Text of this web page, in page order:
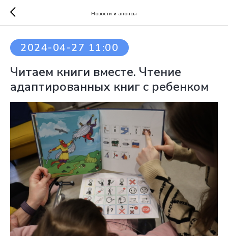
Новости и анонсы
2024-04-27 11:00
Читаем книги вместе. Чтение
адаптированных книг с ребенком